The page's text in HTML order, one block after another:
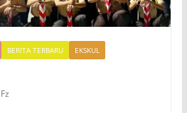
BERITA TERBARU
EKSKUL